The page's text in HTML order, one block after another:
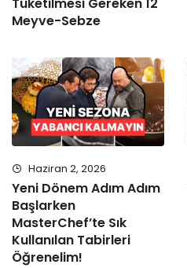
Tüketilmesi Gereken 12
Meyve-Sebze
Haziran 2, 2026
Yeni Dönem Adım Adım
Başlarken
MasterChef’te Sık
Kullanılan Tabirleri
Öğrenelim!